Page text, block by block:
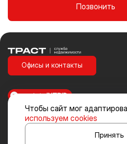
Позвонить
Чтобы сайт мог
используем cookies
Принять
Траст | Служба недвижимости
Офисы и контакты
Стоимость объектов недвижимости и
включенных в «Прайс-лист» носит
характер и ни при каких условиях не
определяемой положениями ст. 437 ч. 2
made inINTRID